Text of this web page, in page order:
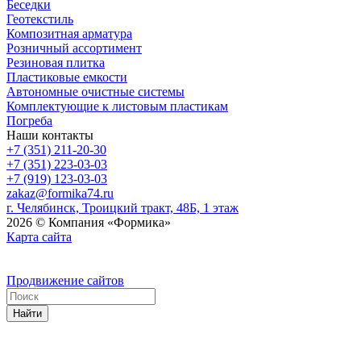
Беседки
Геотекстиль
Композитная арматура
Розничный ассортимент
Резиновая плитка
Пластиковые емкости
Автономные очистные системы
Комплектующие к листовым пластикам
Погреба
Наши контакты
+7 (351) 211-20-30
+7 (351) 223-03-03
+7 (919) 123-03-03
zakaz@formika74.ru
г. Челябинск, Троицкий тракт, 48Б, 1 этаж
2026 © Компания «Формика»
Карта сайта
Продвижение сайтов
Найти